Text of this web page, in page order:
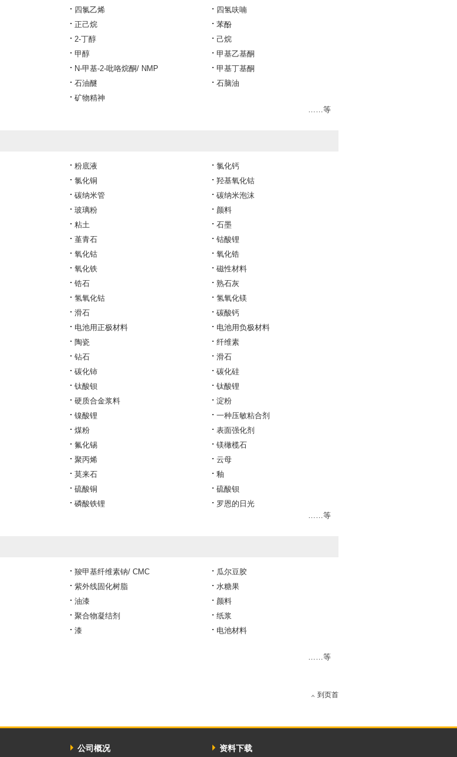
四氯乙烯
四氢呋喃
正己烷
苯酚
2-丁醇
己烷
甲醇
甲基乙基酮
N-甲基-2-吡咯烷酮/ NMP
甲基丁基酮
石油醚
石脑油
矿物精神
……等
粉底液
氯化钙
氯化铜
羟基氧化钴
碳纳米管
碳纳米泡沫
玻璃粉
颜料
粘土
石墨
堇青石
钴酸锂
氧化钴
氧化锆
氧化铁
磁性材料
锆石
熟石灰
氢氧化钴
氢氧化镁
滑石
碳酸钙
电池用正极材料
电池用负极材料
陶瓷
纤维素
钻石
滑石
碳化铈
碳化硅
钛酸钡
钛酸锂
硬质合金浆料
淀粉
镍酸锂
一种压敏粘合剂
煤粉
表面强化剂
氟化锡
镁橄榄石
聚丙烯
云母
莫来石
釉
硫酸铜
硫酸钡
磷酸铁锂
罗恩的日光
……等
羧甲基纤维素钠/ CMC
瓜尔豆胶
紫外线固化树脂
水糖果
油漆
颜料
聚合物凝结剂
纸浆
漆
电池材料
……等
到页首
公司概况 资料下载